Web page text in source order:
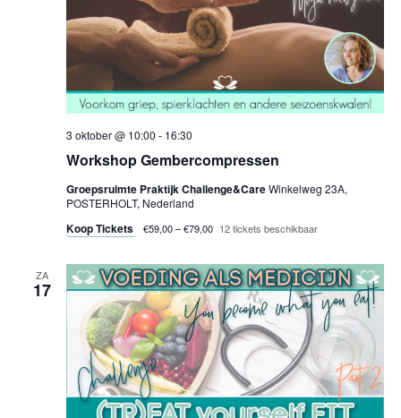
Workshop Gembercompressen
3 oktober @ 10:00 - 16:30
Groepsruimte Praktijk Challenge&CareWinkelweg 23A,
POSTERHOLT, Nederland
Koop Tickets €59,00 – €79,00 12 tickets beschikbaar
ZA
17